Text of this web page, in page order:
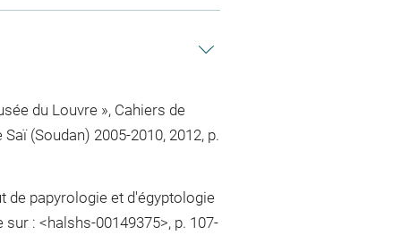
du Louvre », Cahiers de
(Soudan) 2005-2010, 2012, p.
de papyrologie et d'égyptologie
: <halshs-00149375>, p. 107-